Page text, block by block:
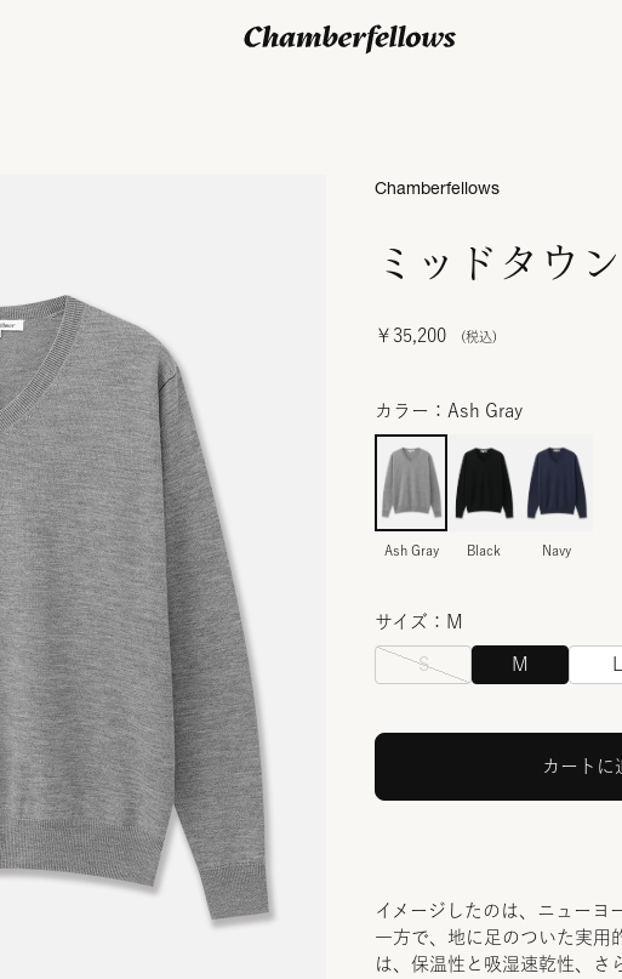
ミッドタウ
￥35,200
Chamberfellows
カラー：Ash Gray
Ash Gray Black Navy
サイズ：M
S M
カートに
イメージしたのは、ニューヨ
一方で、地に足のついた実用
は、保温性と吸湿速乾性、さ